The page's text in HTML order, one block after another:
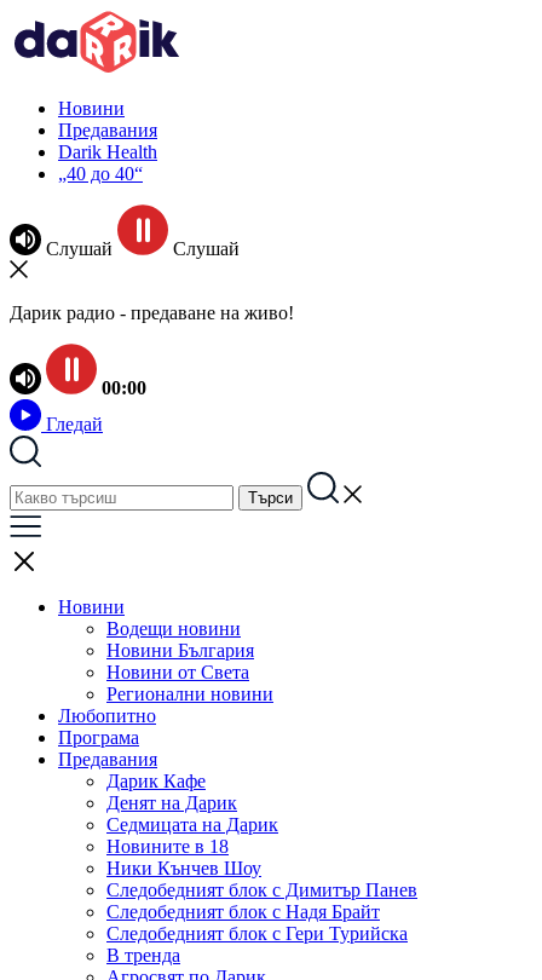
Новини
Предавания
Darik Health
„40 до 40“
Слушай Слушай
Дарик радио - предаване на живо!
00:00
Гледай
Новини
Водещи новини
Новини България
Новини от Света
Регионални новини
Любопитно
Програма
Предавания
Дарик Кафе
Денят на Дарик
Седмицата на Дарик
Новините в 18
Ники Кънчев Шоу
Следобедният блок с Димитър Панев
Следобедният блок с Надя Брайт
Следобедният блок с Гери Турийска
В тренда